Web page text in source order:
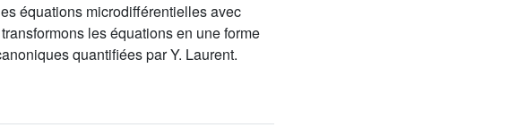
équations microdifférentielles avec
les équations en une forme
quantifiées par Y. Laurent.